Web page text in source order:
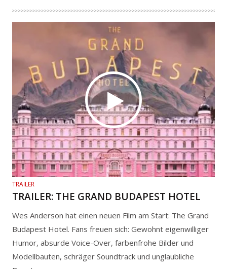
TRAILER
TRAILER: THE GRAND BUDAPEST HOTEL
Wes Anderson hat einen neuen Film am Start: The Grand
Budapest Hotel. Fans freuen sich: Gewohnt eigenwilliger
Humor, absurde Voice-Over, farbenfrohe Bilder und
Modellbauten, schräger Soundtrack und unglaubliche